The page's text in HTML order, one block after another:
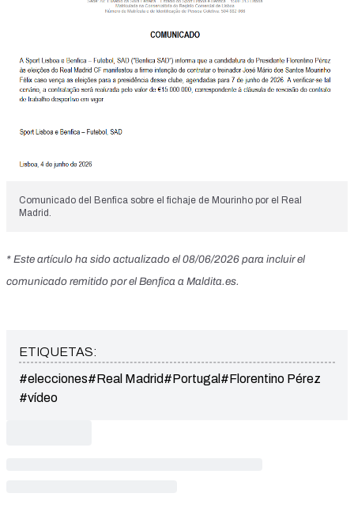
Comunicado del Benfica sobre el fichaje de Mourinho por el Real
Madrid.
* Este artículo ha sido actualizado el 08/06/2026 para incluir el
comunicado remitido por el Benfica a Maldita.es.
ETIQUETAS:
#elecciones#Real Madrid#Portugal #Florentino Pérez
#vídeo